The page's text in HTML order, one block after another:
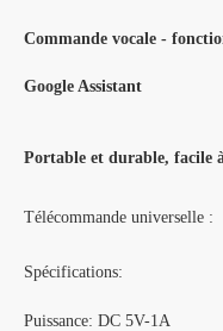
Commande vocale -
Google Assistant
Portable et durable, facile
Télécommande universelle :
Spécifications:
Puissance: DC 5V-1A